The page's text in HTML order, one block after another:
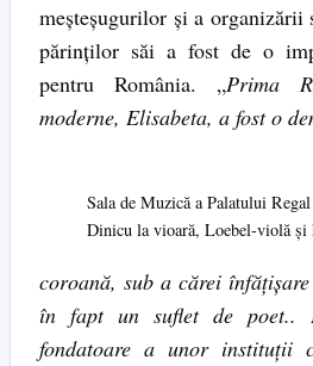
meşteşugurilor şi a organizării
părinţilor săi a fost de o
pentru România. „Prima
moderne, Elisabeta, a fost o
Sala de Muzică a Palatului
Dinicu la vioară, Loebel-violă şi
coroană, sub a cărei
în fapt un suflet de poet..
fondatoare a unor instituţii